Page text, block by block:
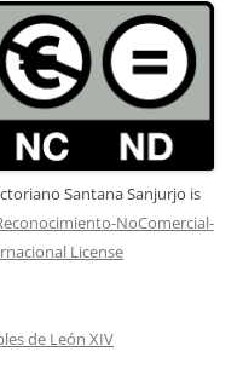
Santana Sanjurjo is
NoComercial-
License
de León XIV